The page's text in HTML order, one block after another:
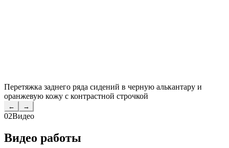
Перетяжка заднего ряда сидений в черную алькантару и
оранжевую кожу с контрастной строчкой
← →
02Видео
Видео работы